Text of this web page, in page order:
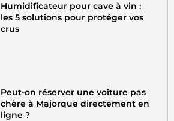
Humidificateur pour cave à vin :
les 5 solutions pour protéger vos
crus
Peut-on réserver une voiture pas
chère à Majorque directement en
ligne ?